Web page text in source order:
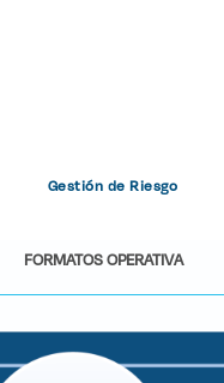
Gestión de Riesgo
FORMATOS OPERATIVA